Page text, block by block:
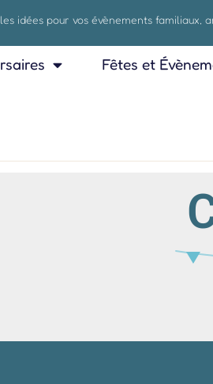
idées pour vos évènements familiaux,
Fêtes et